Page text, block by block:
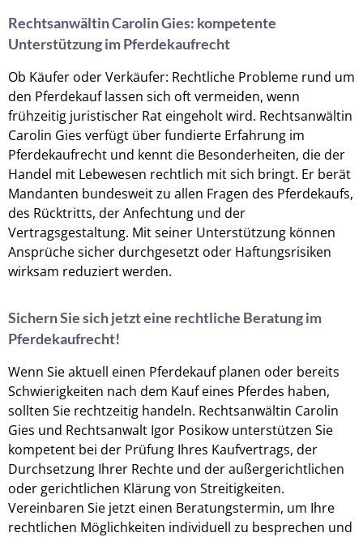
Rechtsanwältin Carolin Gies: kompetente
Unterstützung im Pferdekaufrecht
Ob Käufer oder Verkäufer: Rechtliche Probleme rund um
den Pferdekauf lassen sich oft vermeiden, wenn
frühzeitig juristischer Rat eingeholt wird. Rechtsanwältin
Carolin Gies verfügt über fundierte Erfahrung im
Pferdekaufrecht und kennt die Besonderheiten, die der
Handel mit Lebewesen rechtlich mit sich bringt. Er berät
Mandanten bundesweit zu allen Fragen des Pferdekaufs,
des Rücktritts, der Anfechtung und der
Vertragsgestaltung. Mit seiner Unterstützung können
Ansprüche sicher durchgesetzt oder Haftungsrisiken
wirksam reduziert werden.
Sichern Sie sich jetzt eine rechtliche Beratung im
Pferdekaufrecht!
Wenn Sie aktuell einen Pferdekauf planen oder bereits
Schwierigkeiten nach dem Kauf eines Pferdes haben,
sollten Sie rechtzeitig handeln. Rechtsanwältin Carolin
Gies und Rechtsanwalt Igor Posikow unterstützen Sie
kompetent bei der Prüfung Ihres Kaufvertrags, der
Durchsetzung Ihrer Rechte und der außergerichtlichen
oder gerichtlichen Klärung von Streitigkeiten.
Vereinbaren Sie jetzt einen Beratungstermin, um Ihre
rechtlichen Möglichkeiten individuell zu besprechen und